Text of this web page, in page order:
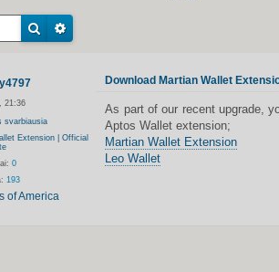
21:36
svarbiausia
Extension | Official
0
193
Download Martian Wallet
As part of our recent upgrade,
Aptos Wallet extension;
Martian Wallet Extension
Leo Wallet